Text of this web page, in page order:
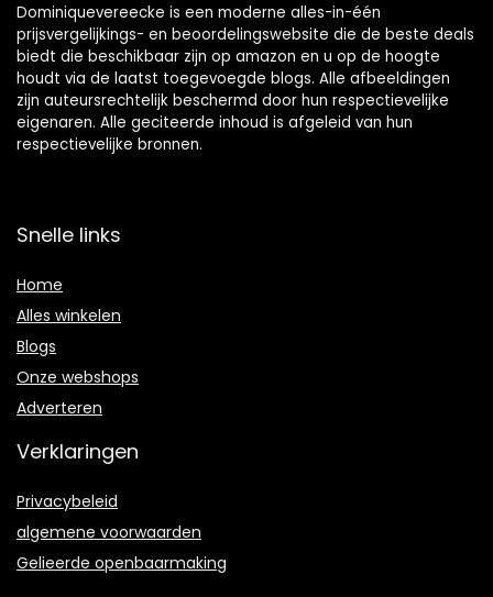
Dominiquevereecke is een moderne alles-in-één
prijsvergelijkings- en beoordelingswebsite die de beste deals
biedt die beschikbaar zijn op amazon en u op de hoogte
houdt via de laatst toegevoegde blogs. Alle afbeeldingen
zijn auteursrechtelijk beschermd door hun respectievelijke
eigenaren. Alle geciteerde inhoud is afgeleid van hun
respectievelijke bronnen.
Snelle links
Home
Alles winkelen
Blogs
Onze webshops
Adverteren
Verklaringen
Privacybeleid
algemene voorwaarden
Gelieerde openbaarmaking